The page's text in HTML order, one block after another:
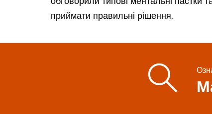
приймати правильні рішення.